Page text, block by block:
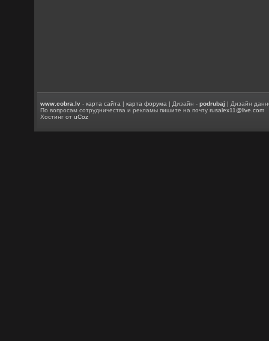
www.cobra.lv -карта сайта |карта форума | Дизайн -podrubaj | Дизайн
По вопросам сотрудничества и рекламы пишите на почтуrusalex11@live.com
Хостинг отuCoz